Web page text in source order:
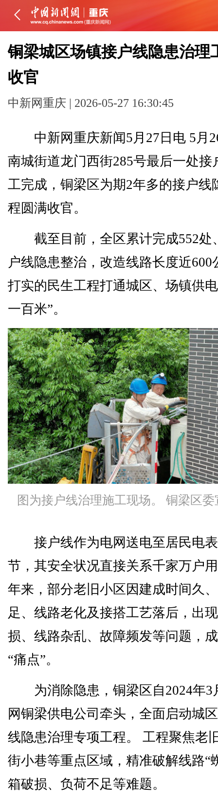
铜梁城区场镇接户线隐患治理
收官
中新网重庆 | 2026-05-27 16:30:45
中新网重庆新闻5月27日电 5月
南城街道龙门西街285号最后一处接
工完成，铜梁区为期2年多的接户线
程圆满收官。
截至目前，全区累计完成552处
户线隐患整治，改造线路长度近600
打实的民生工程打通城区、场镇供
一百米”。
图为接户线治理施工现场。 铜梁区
接户线作为电网送电至居民电表
节，其安全状况直接关系千家万户
年来，部分老旧小区因建成时间久
足、线路老化及接搭工艺落后，出
损、线路杂乱、故障频发等问题，
“痛点”。
为消除隐患，铜梁区自2024年3
网铜梁供电公司牵头，全面启动城
线隐患治理专项工程。 工程聚焦老
街小巷等重点区域，精准破解线路“
箱破损、负荷不足等难题。